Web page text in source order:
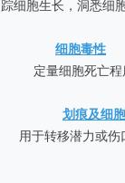
洞悉细胞的健
细胞毒性
定量细胞死亡程
划痕及细
用于转移潜力或伤